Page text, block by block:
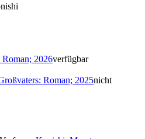
Roman; 2026verfügbar
Roman; 2025nicht